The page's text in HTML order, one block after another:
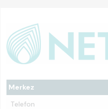
Merkez
Telefon